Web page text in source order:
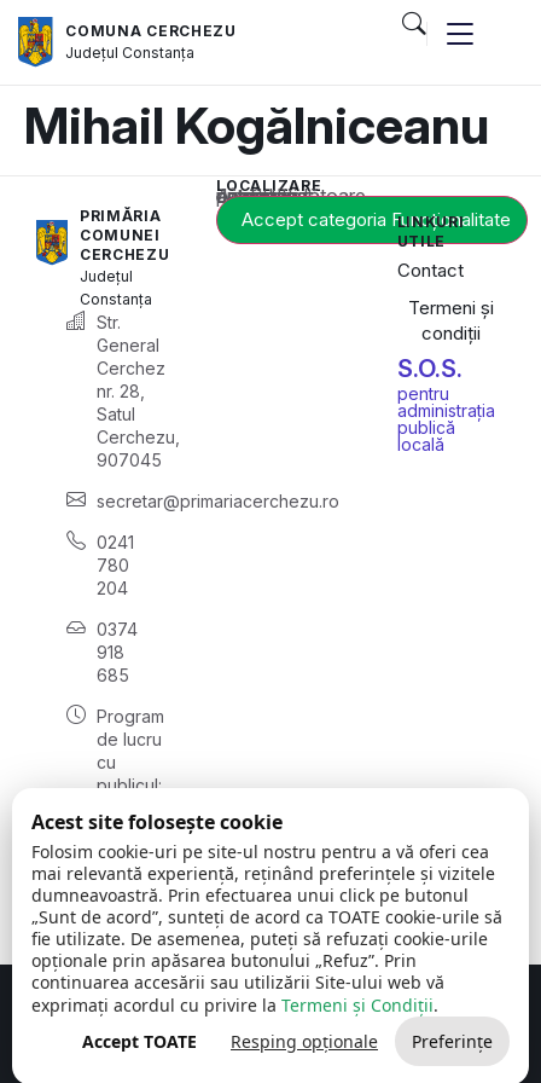
COMUNA CERCHEZU
JudețulConstanța
Mihail Kogălniceanu
PRIMĂRIA
COMUNEI
CERCHEZU
Județul
Constanța
Str.
General
Cerchez
nr. 28,
Satul
Cerchezu,
907045
secretar@primariacerchezu.ro
0241
780
204
0374
918
685
Program
de lucru
cu
publicul:
08:00 -
16:30
, vineri:
08:00 -
14:00
LOCALIZARE
Acest conținut este blocat până când acceptați categoria corespunzătoare de cookie-uri.
Accept categoria Funcționalitate
LINKURI
UTILE
Contact
Termeni și
condiții
S.O.S.
pentru
administrația
publică
locală
Comuna Cerchezu © 2026Toate drepturile rezervate
Concept realizat de Big Media Relații Publice SRL
Acest site folosește cookie
Folosim cookie-uri pe site-ul nostru pentru a vă oferi cea
mai relevantă experiență, reținând preferințele și vizitele
dumneavoastră. Prin efectuarea unui click pe butonul
„Sunt de acord”, sunteți de acord ca TOATE cookie-urile să
fie utilizate. De asemenea, puteți să refuzați cookie-urile
opționale prin apăsarea butonului „Refuz”. Prin
continuarea accesării sau utilizării Site-ului web vă
exprimați acordul cu privire la Termeni și Condiții.
Accept TOATE
Resping opționale Preferințe